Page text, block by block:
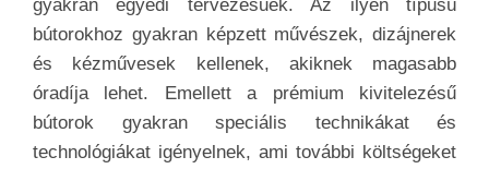
gyakran egyedi tervezésűek. Az ilyen típusú
bútorokhoz gyakran képzett művészek, dizájnerek
és kézművesek kellenek, akiknek magasabb
óradíja lehet. Emellett a prémium kivitelezésű
bútorok gyakran speciális technikákat és
technológiákat igényelnek, ami további költségeket